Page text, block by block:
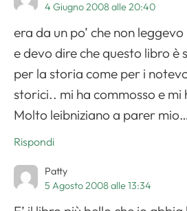
4 Giugno 2008 alle 20:40
era da un po’ che non
e devo dire che questo libro è
per la storia come per i
storici.. mi ha commosso e mi
Molto leibniziano a parer
Rispondi
Patty
5 Agosto 2008 alle 13:34